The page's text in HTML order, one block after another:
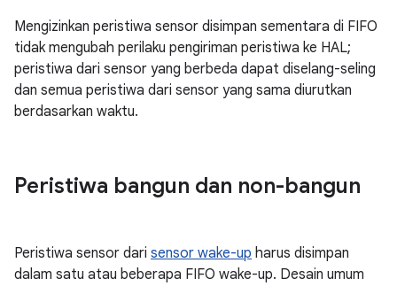
Mengizinkan peristiwa sensor disimpan sementara di FIFO
tidak mengubah perilaku pengiriman peristiwa ke HAL;
peristiwa dari sensor yang berbeda dapat diselang-seling
dan semua peristiwa dari sensor yang sama diurutkan
berdasarkan waktu.
Peristiwa bangun dan non-bangun
Peristiwa sensor dari sensor wake-up harus disimpan
dalam satu atau beberapa FIFO wake-up. Desain umum